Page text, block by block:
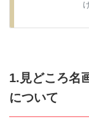
1.見どころ名
について